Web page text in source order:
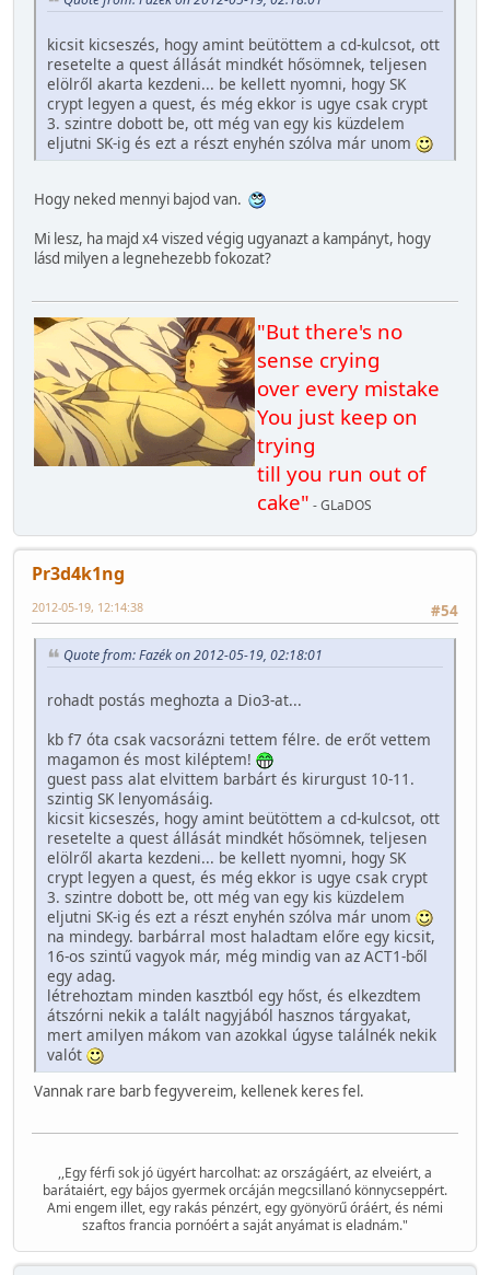
kicsit kicseszés, hogy amint beütöttem a cd-kulcsot, ott
resetelte a quest állását mindkét hősömnek, teljesen
elölről akarta kezdeni... be kellett nyomni, hogy SK
crypt legyen a quest, és még ekkor is ugye csak crypt
3. szintre dobott be, ott még van egy kis küzdelem
eljutni SK-ig és ezt a részt enyhén szólva már unom
Hogy neked mennyi bajod van.
Mi lesz, ha majd x4 viszed végig ugyanazt a kampányt, hogy
lásd milyen a legnehezebb fokozat?
"But there's no
sense crying
over every mistake
You just keep on
trying
till you run out of
cake" - GLaDOS
Pr3d4k1ng
#54
2012-05-19, 12:14:38
Quote from: Fazék on 2012-05-19, 02:18:01
rohadt postás meghozta a Dio3-at...
kb f7 óta csak vacsorázni tettem félre. de erőt vettem
magamon és most kiléptem!
guest pass alat elvittem barbárt és kirurgust 10-11.
szintig SK lenyomásáig.
kicsit kicseszés, hogy amint beütöttem a cd-kulcsot, ott
resetelte a quest állását mindkét hősömnek, teljesen
elölről akarta kezdeni... be kellett nyomni, hogy SK
crypt legyen a quest, és még ekkor is ugye csak crypt
3. szintre dobott be, ott még van egy kis küzdelem
eljutni SK-ig és ezt a részt enyhén szólva már unom
na mindegy. barbárral most haladtam előre egy kicsit,
16-os szintű vagyok már, még mindig van az ACT1-ből
egy adag.
létrehoztam minden kasztból egy hőst, és elkezdtem
átszórni nekik a talált nagyjából hasznos tárgyakat,
mert amilyen mákom van azokkal úgyse találnék nekik
valót
Vannak rare barb fegyvereim, kellenek keres fel.
,,Egy férfi sok jó ügyért harcolhat: az országáért, az elveiért, a
barátaiért, egy bájos gyermek orcáján megcsillanó könnycseppért.
Ami engem illet, egy rakás pénzért, egy gyönyörű óráért, és némi
szaftos francia pornóért a saját anyámat is eladnám."